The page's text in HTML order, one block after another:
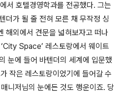
서 호텔경영학과를 전공했다. 그는
더가 될 줄 전혀 모른 채 무작정 싱
해외에서 견문을 넓혀보자고 떠나
Space’ 레스토랑에서 웨이트
눈에 들어 바텐더의 세계에 입문했
작은 레스토랑이었기에 들어갈 수
니저님의 눈에든 것도 행운이죠. 당